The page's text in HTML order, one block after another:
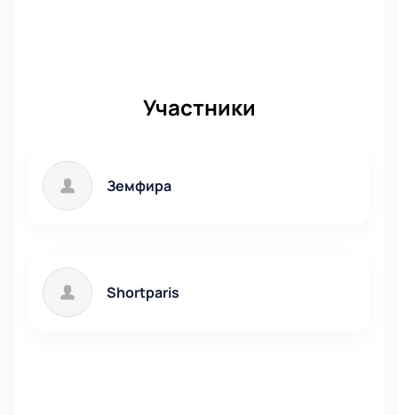
Участники
Земфира
Shortparis